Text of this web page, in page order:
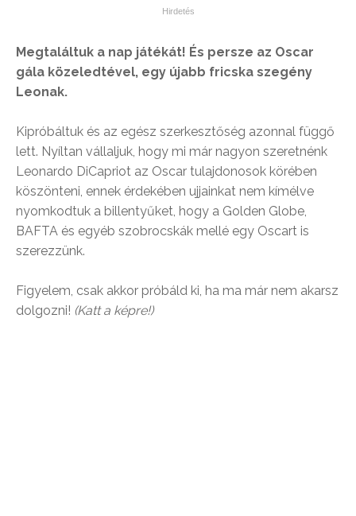
Megtaláltuk a nap játékát! És persze az Oscar
gála közeledtével, egy újabb fricska szegény
Leonak.
Kipróbáltuk és az egész szerkesztőség azonnal függő
lett. Nyíltan vállaljuk, hogy mi már nagyon szeretnénk
Leonardo DiCapriot az Oscar tulajdonosok körében
köszönteni, ennek érdekében ujjainkat nem kímélve
nyomkodtuk a billentyűket, hogy a Golden Globe,
BAFTA és egyéb szobrocskák mellé egy Oscart is
szerezzünk.
Figyelem, csak akkor próbáld ki, ha ma már nem akarsz
dolgozni! (Katt a képre!)